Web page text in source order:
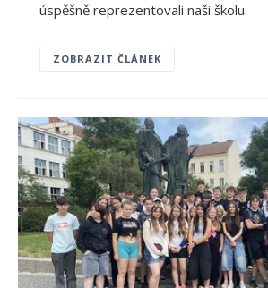
úspěšně reprezentovali naši školu.
ZOBRAZIT ČLÁNEK